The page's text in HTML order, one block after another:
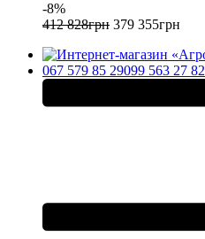
-8%
412 828грн 379 355грн
067 579 85 29099 563 27 82